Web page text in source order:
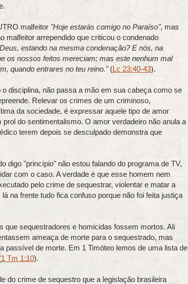
malfeitor "Hoje estarás comigo no Paraíso", mas
malfeitor arrependido que criticou o condenado
estando na mesma condenação?E nós, na
os nossos feitos mereciam; mas este nenhum mal
quando entrares no teu reino."(Lc 23:40-43).
disciplina, não passa a mão em sua cabeça como se
Relevar os crimes de um criminoso,
da sociedade, é expressar aquele tipo de amor
do sentimentalismo. O amor verdadeiro não anula a
terem depois se desculpado demonstra que
digo "princípio" não estou falando do programa de TV,
com o caso. A verdade é que esse homem nem
pelo crime de sequestrar, violentar e matar a
na frente tudo fica confuso porque não foi feita justiça
que sequestradores e homicidas fossem mortos. Ali
ameaça de morte para o sequestrado, mas
passível de morte. Em 1 Timóteo lemos de uma lista de
1 Tm 1:10).
do crime de sequestro que a legislação brasileira